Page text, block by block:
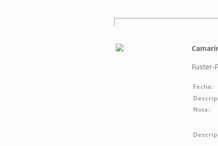
Fuster-
Fecha:
Nota: